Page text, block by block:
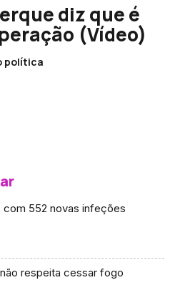
diz que é
(Vídeo)
política
com 552 novas infeções
respeita cessar fogo